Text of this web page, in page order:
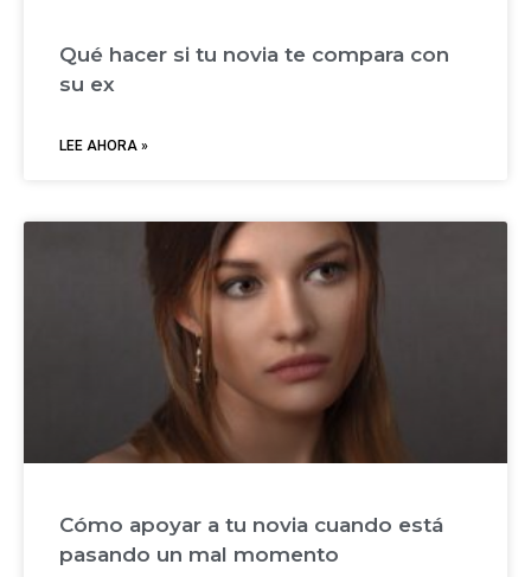
Qué hacer si tu novia te compara con
su ex
LEE AHORA »
Cómo apoyar a tu novia cuando está
pasando un mal momento